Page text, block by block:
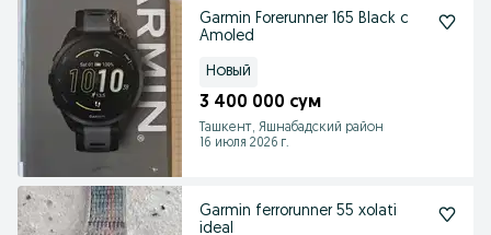
Garmin Forerunner 165 Black с
Amoled
Новый
3 400 000 сум
Ташкент, Яшнабадский район
16 июля 2026 г.
Garmin ferrorunner 55 xolati
ideal